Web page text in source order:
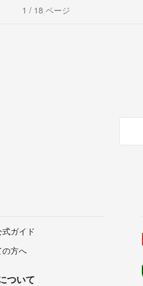
1 / 18 ページ
ガイド
の方へ
ついて